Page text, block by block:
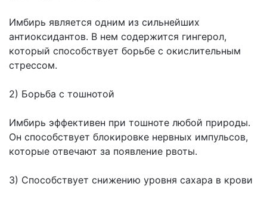
Имбирь является одним из сильнейших
антиоксидантов. В нем содержится гингерол,
который способствует борьбе с окислительным
стрессом.
2) Борьба с тошнотой
Имбирь эффективен при тошноте любой природы.
Он способствует блокировке нервных импульсов,
которые отвечают за появление рвоты.
3) Способствует снижению уровня сахара в крови